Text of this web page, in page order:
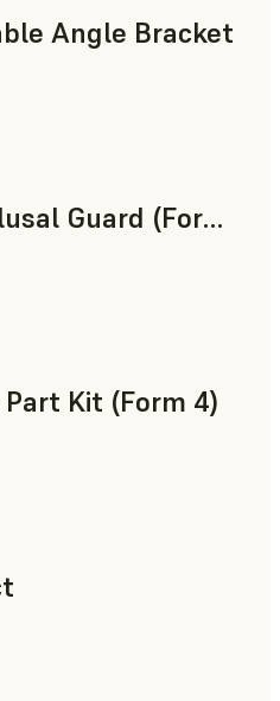
Angle Bracket
LT Clear V2 Occlusal Guard (Form 4)
Kit (Form 4)